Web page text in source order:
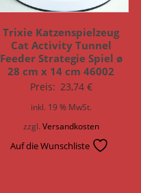
Trixie Katzenspielzeug
Cat Activity Tunnel
Feeder Strategie Spiel ø
28 cm x 14 cm 46002
Preis: 23,74 €
inkl. 19 % MwSt.
zzgl. Versandkosten
Auf die Wunschliste